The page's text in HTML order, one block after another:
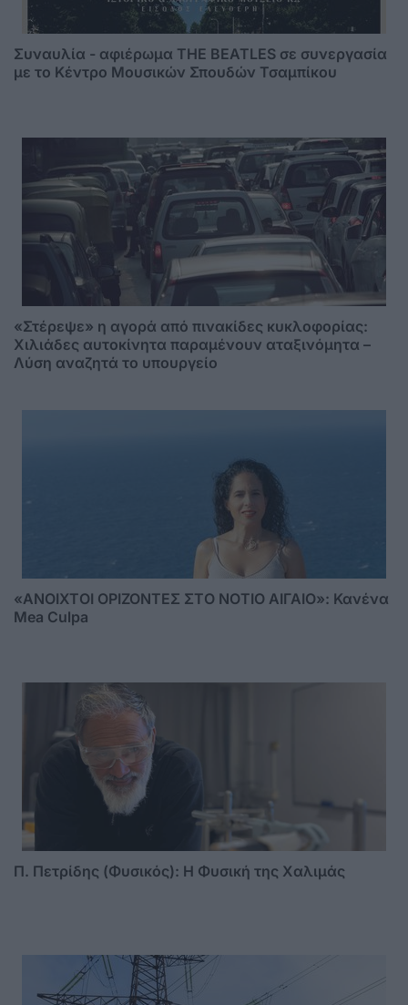
Συναυλία - αφιέρωμα THE BEATLES σε συνεργασία
με το Κέντρο Μουσικών Σπουδών Τσαμπίκου
«Στέρεψε» η αγορά από πινακίδες κυκλοφορίας:
Χιλιάδες αυτοκίνητα παραμένουν αταξινόμητα –
Λύση αναζητά το υπουργείο
«ΑΝΟΙΧΤΟΙ ΟΡΙΖΟΝΤΕΣ ΣΤΟ ΝΟΤΙΟ ΑΙΓΑΙΟ»: Κανένα
Mea Culpa
Π. Πετρίδης (Φυσικός): Η Φυσική της Χαλιμάς